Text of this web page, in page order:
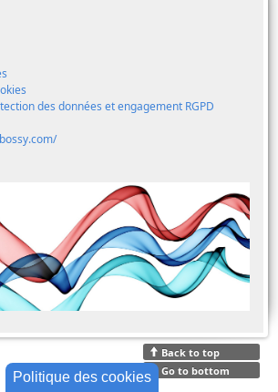
Politique des cookies
des données et engagement RGPD
Back to top
Go to bottom